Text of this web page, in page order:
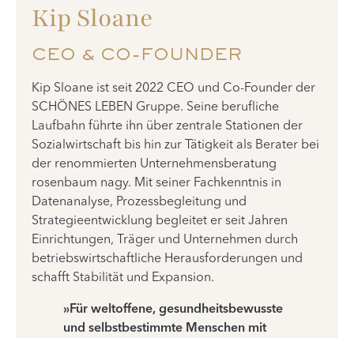
Kip Sloane
CEO & CO-FOUNDER
Kip Sloane ist seit 2022 CEO und Co-Founder der
SCHÖNES LEBEN Gruppe. Seine berufliche
Laufbahn führte ihn über zentrale Stationen der
Sozialwirtschaft bis hin zur Tätigkeit als Berater bei
der renommierten Unternehmensberatung
rosenbaum nagy. Mit seiner Fachkenntnis in
Datenanalyse, Prozessbegleitung und
Strategieentwicklung begleitet er seit Jahren
Einrichtungen, Träger und Unternehmen durch
betriebswirtschaftliche Herausforderungen und
schafft Stabilität und Expansion.
»Für weltoffene, gesundheitsbewusste
und selbstbestimmte Menschen mit